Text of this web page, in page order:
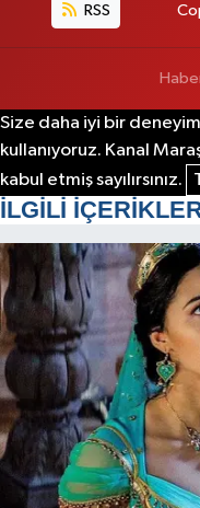
RSS
Size daha iyi bir
kullanıyoruz. Kanal
kabul etmiş sayılırsınız.